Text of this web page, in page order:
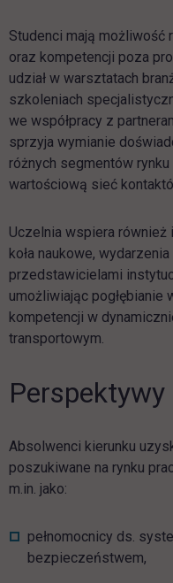
Studenci mają możliwość
oraz kompetencji poza
udział w warsztatach
szkoleniach
we współpracy z
sprzyja wymianie
różnych segmentów
wartościową sieć
Uczelnia wspiera
koła naukowe,
przedstawicielami
umożliwiając pogłębianie
kompetencji w
transportowym.
Perspektywy
Absolwenci kierunku
poszukiwane na rynku
m.in. jako:
pełnomocnicy ds.
bezpieczeństwem,